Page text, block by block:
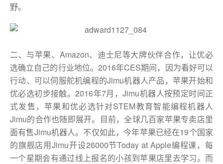
野。
二、与苹果、Amazon、迪士尼等大牌伙伴合作，让优必
选确立自己的行业地位。2016年CES期间，因为看好可以
行动、可以伺服舵机编程的Jimu机器人产品，苹果开始和
优必选初步接触。2016年7月，Jimu机器人按预定时间正
式发售，苹果和优必选针对STEM教育智能编程机器人
Jimu的合作也随即展开。目前，全球几百家苹果专卖店里
面有售Jimu机器人。不仅如此，今年苹果已经在19个国家
的旗舰店用Jimu开设26000节Today at Apple编程课，每
一个星期会有通过线上报名的小孩到苹果店里去学习。而